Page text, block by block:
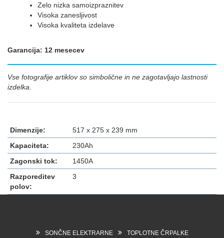
Zelo nizka samoizpraznitev
Visoka zanesljivost
Visoka kvaliteta izdelave
Garancija: 12 mesecev
Vse fotografije artiklov so simbolične in ne zagotavljajo lastnosti
izdelka.
Dimenzije:
517 x 275 x 239 mm
Kapaciteta:
230Ah
Zagonski tok:
1450A
Razporeditev
polov:
3
SONČNE ELEKTRARNE TOPLOTNE ČRPALKE